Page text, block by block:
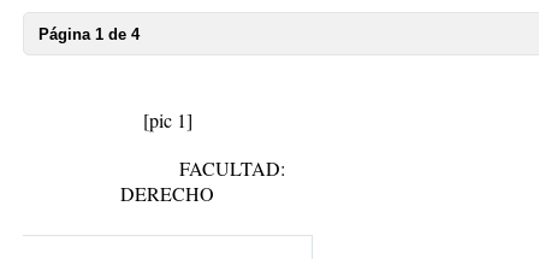
Página 1 de 4
[pic 1]
FACULTAD:
DERECHO